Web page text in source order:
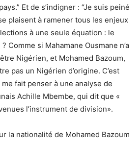
Et de s’indigner : “Je suis peiné
plaisent à ramener tous les enjeux
à une seule équation : le
Comme si Mahamane Ousmane n’a
Nigérien, et Mohamed Bazoum,
pas un Nigérien d’origine. C’est
fait penser à une analyse de
Achille Mbembe, qui dit que «
l’instrument de division».
la nationalité de Mohamed Bazoum